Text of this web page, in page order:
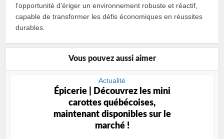
l’opportunité d’ériger un environnement robuste et réactif,
capable de transformer les défis économiques en réussites
durables.
Vous pouvez aussi aimer
Actualité
Épicerie | Découvrez les mini
carottes québécoises,
maintenant disponibles sur le
marché !